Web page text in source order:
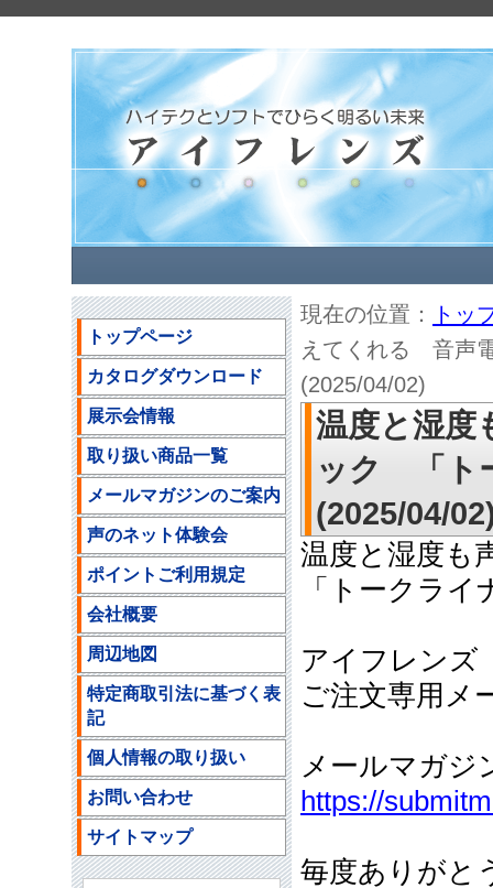
現在の位置：
トッ
えてくれる 音声
(2025/04/02)
温度と湿
ック 「ト
(2025/04/
温度と湿度
「トークラ
アイフレン
ご注文専用メ
メールマガジ
https://
毎度ありがと
トップページ
カタログダウンロード
展示会情報
取り扱い商品一覧
メールマガジンのご案内
声のネット体験会
ポイントご利用規定
会社概要
周辺地図
特定商取引法に基づく表
記
個人情報の取り扱い
お問い合わせ
サイトマップ